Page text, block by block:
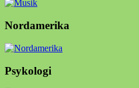
Nordamerika
Psykologi